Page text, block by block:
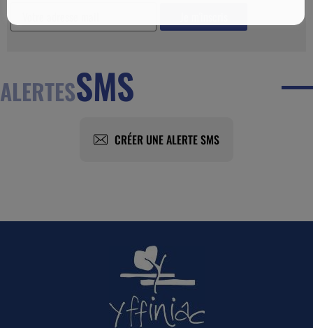
ALERTESSMS
CRÉER UNE ALERTE SMS